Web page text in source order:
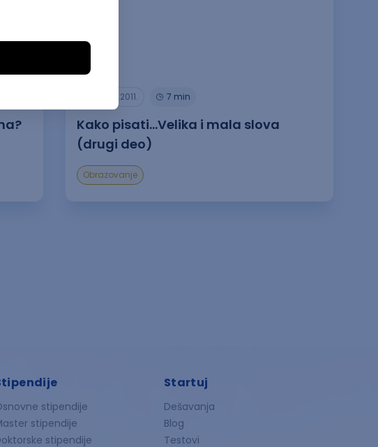
29.04.2011. 7 min
Kako pisati…Velika i mala slova
(drugi deo)
Obrazovanje
stipendije
stipendije
stipendije
Startuj
Dešavanja
Blog
Testovi